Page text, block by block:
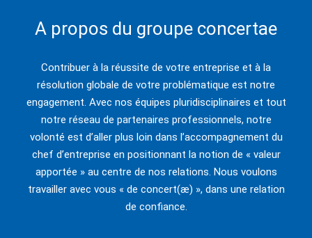
A propos du groupe concertae
Contribuer à la réussite de votre entreprise et à la
résolution globale de votre problématique est notre
engagement. Avec nos équipes pluridisciplinaires et tout
notre réseau de partenaires professionnels, notre
volonté est d’aller plus loin dans l’accompagnement du
chef d’entreprise en positionnant la notion de « valeur
apportée » au centre de nos relations. Nous voulons
travailler avec vous « de concert(æ) », dans une relation
de confiance.